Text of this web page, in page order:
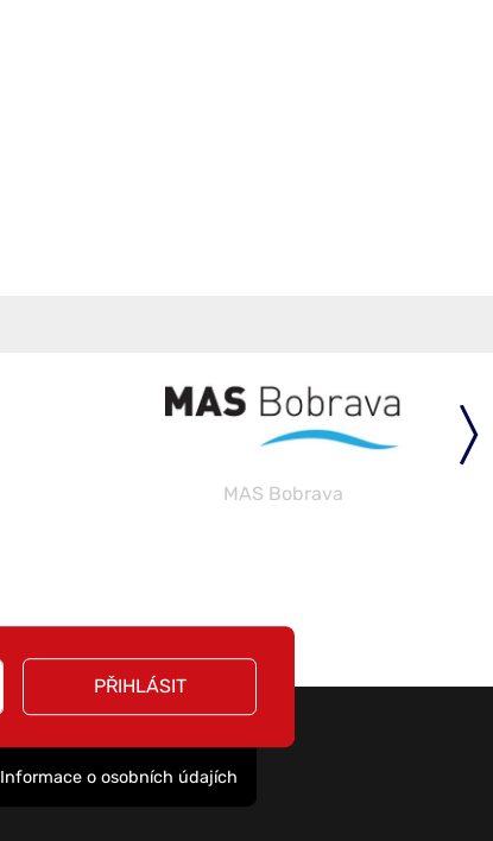
MAS Bobrava
PŘIHLÁSIT
Informace o osobních údajích